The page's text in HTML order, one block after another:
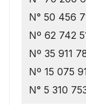
N° 50 456
Nº 62 742
Nº 35 911
Nº 15 075
N° 5 310